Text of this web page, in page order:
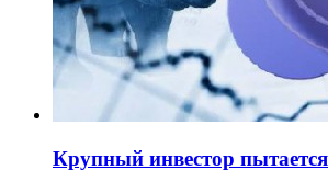
Крупный инвестор